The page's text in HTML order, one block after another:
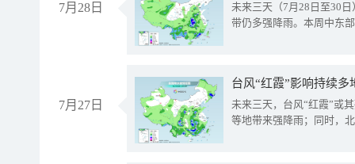
7月28日
未来三天（7月28日至30
带仍多强降雨。本周中东
7月27日
台风“红霞”影响持续
未来三天，台风“红霞”或
等地带来强降雨；同时，